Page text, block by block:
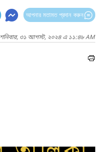
আপনার মতামত প্রদান করুন
শনিবার, ৩১ আগস্ট, ২০২৪ এ ১১:৪৮ AM